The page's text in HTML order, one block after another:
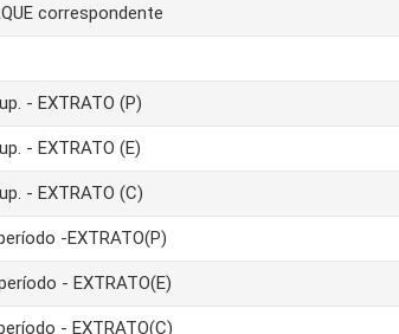
correspondente
- EXTRATO (P)
- EXTRATO (E)
- EXTRATO (C)
-EXTRATO(P)
- EXTRATO(E)
- EXTRATO(C)